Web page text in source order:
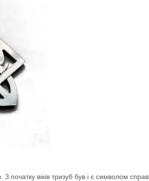
початку віків тризуб був і є символом